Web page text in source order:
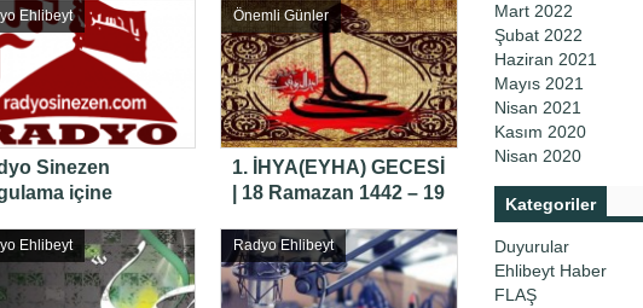
Ehlibeyt
Sinezen
içine
Önemli Günler
1. İHYA(EYHA) GECESİ
| 18 Ramazan 1442 – 19
Ehlibeyt Radyo Ehlibeyt
Mart 2022
Şubat 2022
Haziran 2021
Mayıs 2021
Nisan 2021
Kasım 2020
Nisan 2020
Kategoriler
Duyurular
Ehlibeyt Haber
FLAŞ